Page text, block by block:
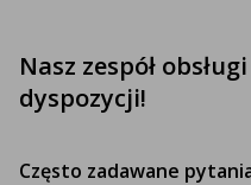
Nasz zespół
dyspozycji!
Często zadawane